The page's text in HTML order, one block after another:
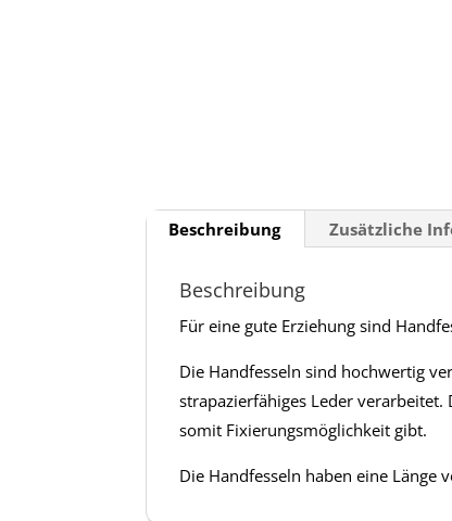
Beschreibung Zusätzliche
Beschreibung
Für eine gute Erziehung sind
Die Handfesseln sind hochwertig
strapazierfähiges Leder
somit Fixierungsmöglichkeit gibt.
Die Handfesseln haben eine Länge